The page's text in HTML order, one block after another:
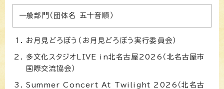
一般部門（団体名 五十音順）
お月見どろぼう（お月見どろぼう実行委員会）
多文化スタジオLIVE in北名古屋2026（北名古屋市
国際交流協会）
Summer Concert At Twilight 2026（北名古